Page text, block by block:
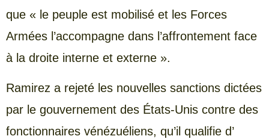
que « le peuple est mobilisé et les Forces
Armées l’accompagne dans l’affrontement face
à la droite interne et externe ».
Ramirez a rejeté les nouvelles sanctions dictées
par le gouvernement des États-Unis contre des
fonctionnaires vénézuéliens, qu’il qualifie d’